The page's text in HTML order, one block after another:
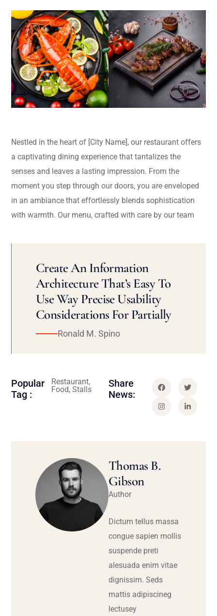
Nestled in the heart of [City Name], our restaurant offers
a captivating dining experience that tantalizes the
senses and leaves a lasting impression. From the
moment you step through our doors, you are enveloped
in an ambiance that effortlessly blends sophistication
with warmth. Our menu, crafted with care by our team
Create An Information
Architecture That’s Easy To
Use Way Precise Usability
Considerations For Partially
Ronald M. Spino
Popular
Tag :
Restaurant,
Food, Stalls
Share
News:
Thomas B.
Gibson
Author
Dictum tellus massa
congue sapien mollis
suspende preti
alesuada enim vitae
dignissim. Seds
mattis adipiscineg
lectusey